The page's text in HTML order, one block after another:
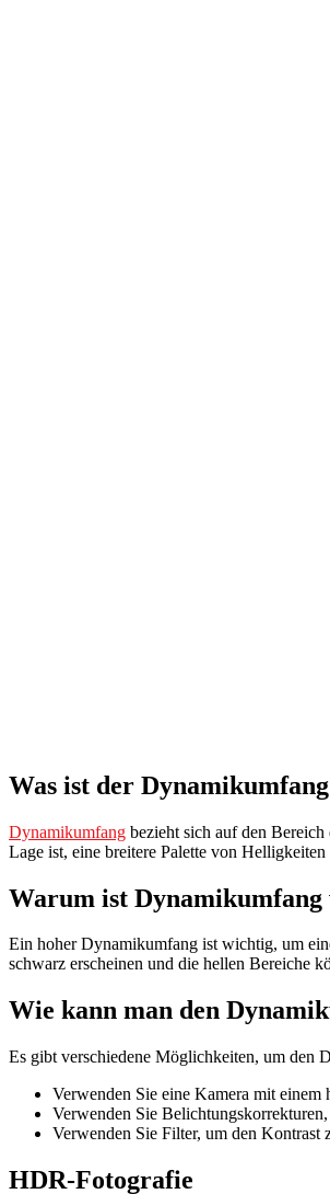
Was ist der
Dynamikumfang bezieht sich auf den
Lage ist, eine breitere Palette von
Warum ist Dynamikumfang
Ein hoher Dynamikumfang ist wichtig, um
schwarz erscheinen und die hellen Bereiche
Wie kann man den
Es gibt verschiedene Möglichkeiten, um den
Verwenden Sie eine Kamera mit
Verwenden Sie
Verwenden Sie Filter, um den Kontrast
HDR-Fotografie